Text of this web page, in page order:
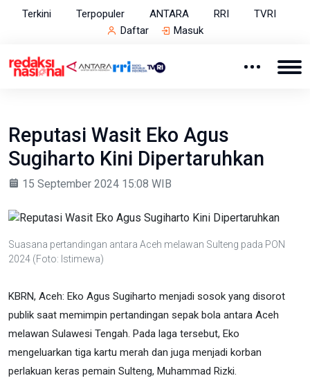
Terkini Terpopuler ANTARA RRI
TVRI
Daftar
Masuk
Reputasi Wasit Eko Agus
Sugiharto Kini Dipertaruhkan
15 September 2024 15:08 WIB
Suasana pertandingan antara Aceh melawan Sulteng pada PON
2024 (Foto: Istimewa)
KBRN, Aceh: Eko Agus Sugiharto menjadi sosok yang disorot
publik saat memimpin pertandingan sepak bola antara Aceh
melawan Sulawesi Tengah. Pada laga tersebut, Eko
mengeluarkan tiga kartu merah dan juga menjadi korban
perlakuan keras pemain Sulteng, Muhammad Rizki.